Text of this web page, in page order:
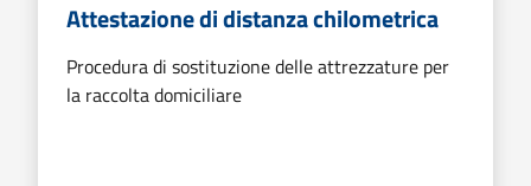
Attestazione di distanza chilometrica
Procedura di sostituzione delle attrezzature per
la raccolta domiciliare